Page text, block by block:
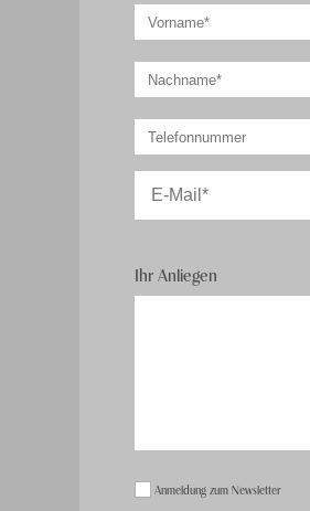
Ihr Anliegen
Anmeldung zum Newsletter